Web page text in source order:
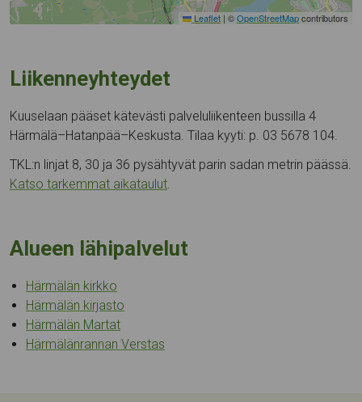
Leaflet | ©OpenStreetMapcontributors
Liikenneyhteydet
Kuuselaan pääset kätevästi palveluliikenteen bussilla 4
Härmälä–Hatanpää–Keskusta. Tilaa kyyti: p. 03 5678 104.
TKL:n linjat 8, 30 ja 36 pysähtyvät parin sadan metrin päässä.
Katso tarkemmat aikataulut.
Alueen lähipalvelut
Härmälän kirkko
Härmälän kirjasto
Härmälän Martat
Härmälänrannan Verstas